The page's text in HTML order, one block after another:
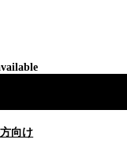
向け